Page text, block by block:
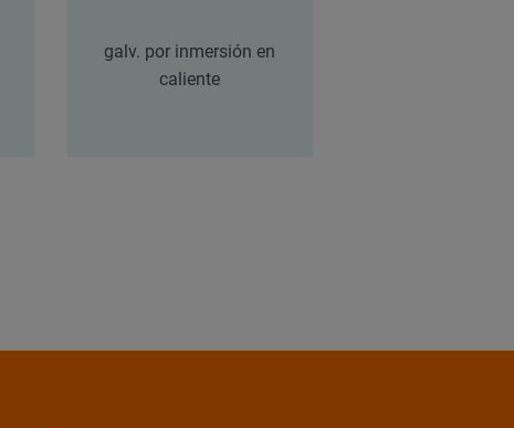
galv. por inmersión en
caliente